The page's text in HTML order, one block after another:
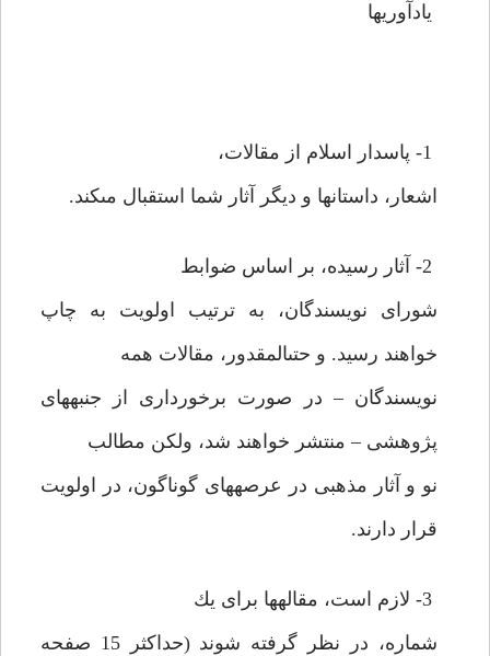
يادآوريها
اشعار، داستانها و ديگر آثار شما استقبال مى‏كند.
شوراى نويسندگان، به ترتيب اولويت به چاپ
خواهند رسيد. و حتى‏المقدور، مقالات همه
نويسندگان – در صورت برخوردارى از جنبه‏هاى
پژوهشى – منتشر خواهند شد، ولكن مطالب
نو و آثار مذهبى در عرصه‏هاى گوناگون، در اولويت
قرار دارند.
شماره، در نظر گرفته شوند (حداكثر 15 صفحه